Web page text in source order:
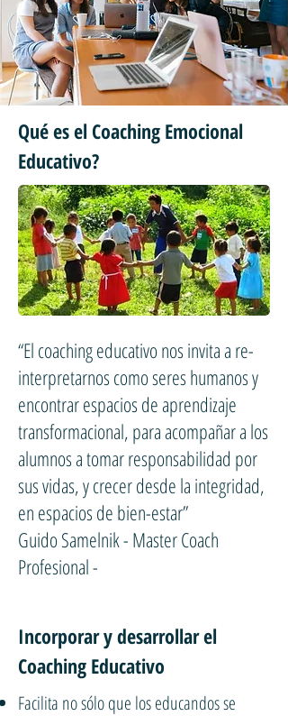
Qué es el Coaching Emocional
Educativo?
“El coaching educativo nos invita a re-
interpretarnos como seres humanos y
encontrar espacios de aprendizaje
transformacional, para acompañar a los
alumnos a tomar responsabilidad por
sus vidas, y crecer desde la integridad,
en espacios de bien-estar”
Guido Samelnik - Master Coach
Profesional -
Incorporar y desarrollar el
Coaching Educativo
Facilita no sólo que los educandos se